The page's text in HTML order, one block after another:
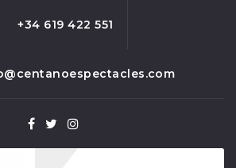
+34 619 422 551